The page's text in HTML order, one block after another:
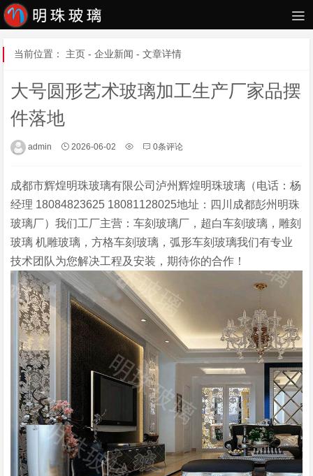
当前位置： 主页 - 企业新闻 - 文章详情
大号圆形艺术玻璃加工生产厂家品摆
件落地
admin 2026-06-02 0条评论
成都市辉煌明珠玻璃有限公司泸州辉煌明珠玻璃（电话：杨
经理 18084823625 18081128025地址：四川成都彭州明珠
玻璃厂）我们工厂主营：车刻玻璃厂，超白车刻玻璃，雕刻
玻璃 机雕玻璃，方格车刻玻璃，弧形车刻玻璃我们有专业
技术团队为您解决工程及安装，期待你的合作！